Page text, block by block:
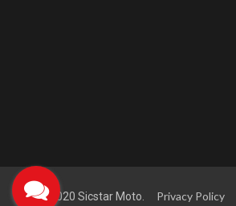
©2020 Sicstar Moto. Privacy Policy